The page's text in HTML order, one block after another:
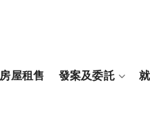
房屋租售 發案及委託